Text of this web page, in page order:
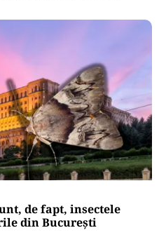
prostia era neagră.
care crede orice